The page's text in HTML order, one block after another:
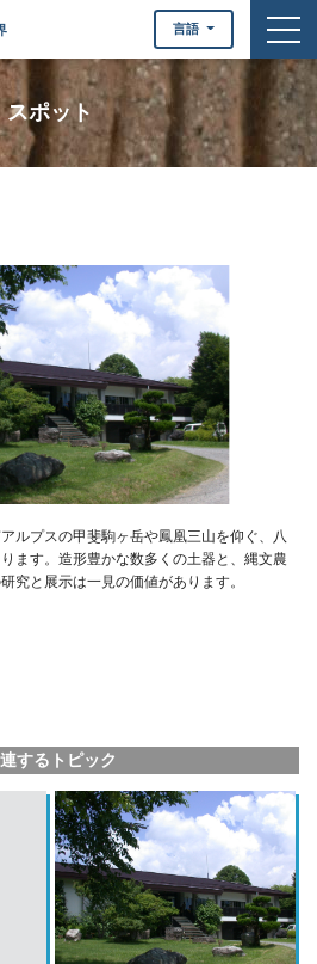
言語
スポット
ルプスの甲斐駒ヶ岳や鳳凰三山を仰ぐ、八
ます。造形豊かな数多くの土器と、縄文農
究と展示は一見の価値があります。
するトピック